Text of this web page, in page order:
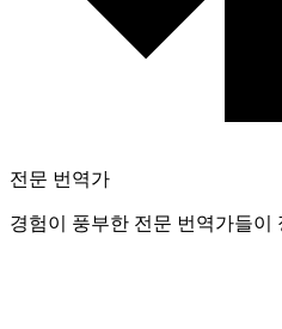
전문 번역가
경험이 풍부한 전문 번역가들이